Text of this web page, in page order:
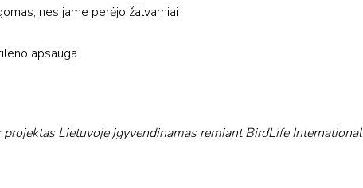
nes jame perėjo žalvarniai
apsauga
projektas Lietuvoje įgyvendinamas remiant BirdLife International